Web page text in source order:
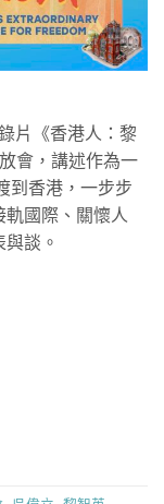
片《香港人：黎
會，講述作為一
到香港，一步步
國際、關懷人
談。